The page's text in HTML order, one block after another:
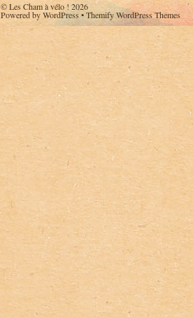
©Les Cham à vélo !2026
Powered byWordPress•Themify WordPress Themes